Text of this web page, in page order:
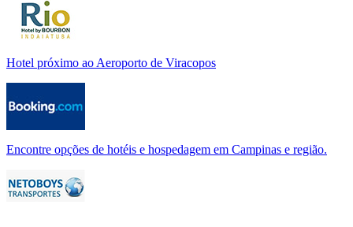
Hotel próximo ao Aeroporto de Viracopos
Encontre opções de hotéis e hospedagem em Campinas e região.